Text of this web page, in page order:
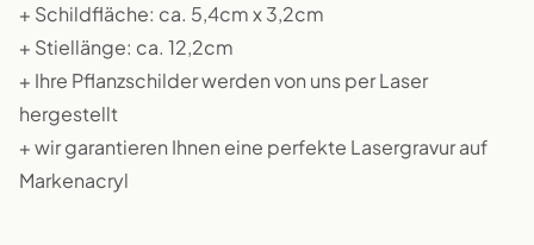
+ Schildfläche: ca. 5,4cm x 3,2cm
+ Stiellänge: ca. 12,2cm
+ Ihre Pflanzschilder werden von uns per Laser
hergestellt
+ wir garantieren Ihnen eine perfekte Lasergravur auf
Markenacryl